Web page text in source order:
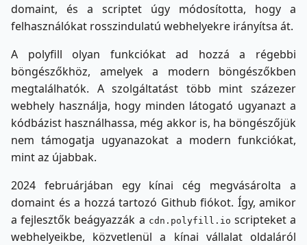
domaint, és a scriptet úgy módosította, hogy a
felhasználókat rosszindulatú webhelyekre irányítsa át.
A polyfill olyan funkciókat ad hozzá a régebbi
böngészőkhöz, amelyek a modern böngészőkben
megtalálhatók. A szolgáltatást több mint százezer
webhely használja, hogy minden látogató ugyanazt a
kódbázist használhassa, még akkor is, ha böngészőjük
nem támogatja ugyanazokat a modern funkciókat,
mint az újabbak.
2024 februárjában egy kínai cég megvásárolta a
domaint és a hozzá tartozó Github fiókot. Így, amikor
a fejlesztők beágyazzák a cdn.polyfill.io scripteket a
webhelyeikbe, közvetlenül a kínai vállalat oldaláról